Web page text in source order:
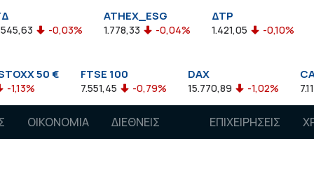
1.778,33 -0,04%
ΔΤΡ
1.421,05 -0,10% 2.211,72
FTSE 100
7.551,45 -0,79%
DAX
15.770,89 -1,02% 7.118,50 -1,15%
ΟΙΚΟΝΟΜΙΑ
ΔΙΕΘΝΕΙΣ
ΕΠΙΧΕΙΡΗΣΕΙΣ